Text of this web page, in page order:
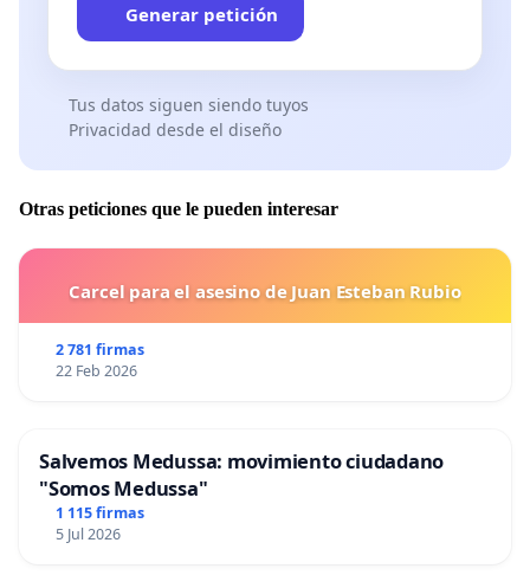
Generar petición
Tus datos siguen siendo tuyos
Privacidad desde el diseño
Otras peticiones que le pueden interesar
Carcel para el asesino de Juan Esteban Rubio
2 781 firmas
22 Feb 2026
Salvemos Medussa: movimiento ciudadano
"Somos Medussa"
1 115 firmas
5 Jul 2026